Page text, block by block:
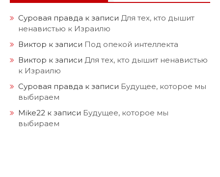
Суровая правда к записи Для тех, кто дышит
ненавистью к Израилю
Виктор к записи Под опекой интеллекта
Виктор к записи Для тех, кто дышит ненавистью
к Израилю
Суровая правда к записи Будущее, которое мы
выбираем
Mike22 к записи Будущее, которое мы
выбираем